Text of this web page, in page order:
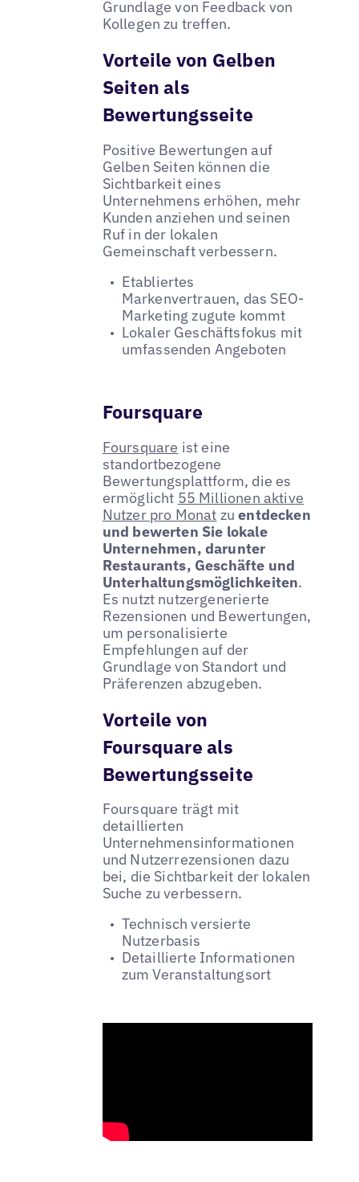
Grundlage von Feedback von
Kollegen zu treffen.
Vorteile von Gelben
Seiten als
Bewertungsseite
Positive Bewertungen auf
Gelben Seiten können die
Sichtbarkeit eines
Unternehmens erhöhen, mehr
Kunden anziehen und seinen
Ruf in der lokalen
Gemeinschaft verbessern.
Etabliertes
Markenvertrauen, das SEO-
Marketing zugute kommt
Lokaler Geschäftsfokus mit
umfassenden Angeboten
Foursquare
Foursquare ist eine
standortbezogene
Bewertungsplattform, die es
ermöglicht 55 Millionen aktive
Nutzer pro Monat zuentdecken
und bewerten Sie lokale
Unternehmen, darunter
Restaurants, Geschäfte und
Unterhaltungsmöglichkeiten.
Es nutzt nutzergenerierte
Rezensionen und Bewertungen,
um personalisierte
Empfehlungen auf der
Grundlage von Standort und
Präferenzen abzugeben.
Vorteile von
Foursquare als
Bewertungsseite
Foursquare trägt mit
detaillierten
Unternehmensinformationen
und Nutzerrezensionen dazu
bei, die Sichtbarkeit der lokalen
Suche zu verbessern.
Technisch versierte
Nutzerbasis
Detaillierte Informationen
zum Veranstaltungsort